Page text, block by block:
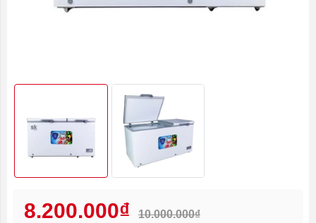
8.200.000₫ 10.000.000₫